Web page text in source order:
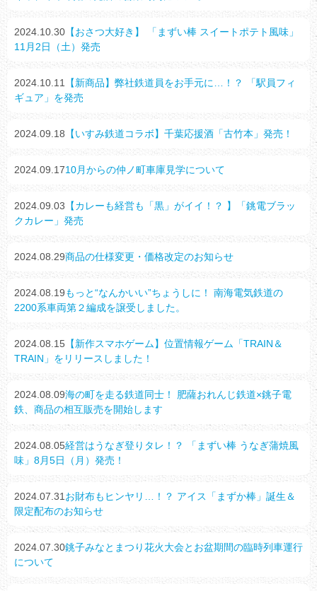
2024.10.30 【おさつ大好き】 「まずい棒 スイートポテト風味」
11月2日（土）発売
2024.10.11
【新商品】弊社鉄道員をお手元に…！？ 「駅員フィ
ギュア」を発売
2024.09.18 【いすみ鉄道コラボ】千葉応援酒「古竹本」発売！
2024.09.1710月からの仲ノ町車庫見学について
2024.09.03 【カレーも経営も「黒」がイイ！？ 】「銚電ブラッ
クカレー」発売
2024.08.29商品の仕様変更・価格改定のお知らせ
2024.08.19もっと“なんかいい”ちょうしに！ 南海電気鉄道の
2200系車両第２編成を譲受しました。
2024.08.15 【新作スマホゲーム】位置情報ゲーム「TRAIN＆
TRAIN」をリリースしました！
2024.08.09海の町を走る鉄道同士！ 肥薩おれんじ鉄道×銚子電
鉄、商品の相互販売を開始します
2024.08.05経営はうなぎ登りタレ！？ 「まずい棒 うなぎ蒲焼風
味」8月5日（月）発売！
2024.07.31 お財布もヒンヤリ…！？ アイス「まずか棒」誕生＆
限定配布のお知らせ
2024.07.30銚子みなとまつり花火大会とお盆期間の臨時列車運行
について